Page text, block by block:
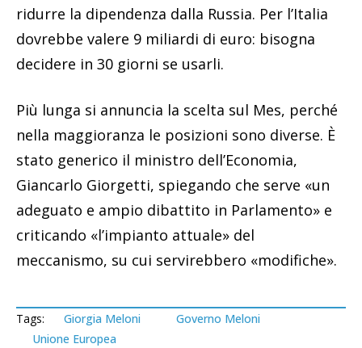
ridurre la dipendenza dalla Russia. Per l’Italia
dovrebbe valere 9 miliardi di euro: bisogna
decidere in 30 giorni se usarli.
Più lunga si annuncia la scelta sul Mes, perché
nella maggioranza le posizioni sono diverse. È
stato generico il ministro dell’Economia,
Giancarlo Giorgetti, spiegando che serve «un
adeguato e ampio dibattito in Parlamento» e
criticando «l’impianto attuale» del
meccanismo, su cui servirebbero «modifiche».
Tags: Giorgia Meloni
Governo Meloni
Unione Europea